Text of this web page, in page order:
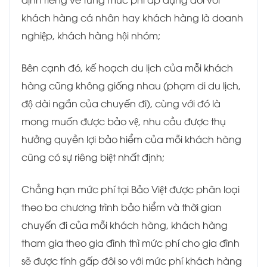
khách hàng cá nhân hay khách hàng là doanh
nghiệp, khách hàng hội nhóm;
Bên cạnh đó, kế hoạch du lịch của mỗi khách
hàng cũng không giống nhau (phạm di du lịch,
độ dài ngắn của chuyến đi), cùng với đó là
mong muốn được bảo vệ, nhu cầu được thụ
hưởng quyền lợi bảo hiểm của mỗi khách hàng
cũng có sự riêng biệt nhất định;
Chẳng hạn mức phí tại Bảo Việt được phân loại
theo ba chương trình bảo hiểm và thời gian
chuyến đi của mỗi khách hàng, khách hàng
tham gia theo gia đình thì mức phí cho gia đình
sẽ được tính gấp đôi so với mức phí khách hàng